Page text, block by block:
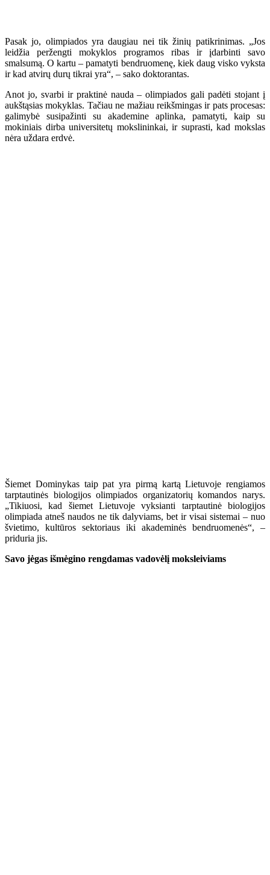
Pasak jo, olimpiados yra daugiau nei tik žinių patikrinimas. „Jos
leidžia peržengti mokyklos programos ribas ir įdarbinti savo
smalsumą. O kartu – pamatyti bendruomenę, kiek daug visko vyksta
ir kad atvirų durų tikrai yra“, – sako doktorantas.
Anot jo, svarbi ir praktinė nauda – olimpiados gali padėti stojant į
aukštąsias mokyklas. Tačiau ne mažiau reikšmingas ir pats procesas:
galimybė susipažinti su akademine aplinka, pamatyti, kaip su
mokiniais dirba universitetų mokslininkai, ir suprasti, kad mokslas
nėra uždara erdvė.
Šiemet Dominykas taip pat yra pirmą kartą Lietuvoje rengiamos
tarptautinės biologijos olimpiados organizatorių komandos narys.
„Tikiuosi, kad šiemet Lietuvoje vyksianti tarptautinė biologijos
olimpiada atneš naudos ne tik dalyviams, bet ir visai sistemai – nuo
švietimo, kultūros sektoriaus iki akademinės bendruomenės“, –
priduria jis.
Savo jėgas išmėgino rengdamas vadovėlį moksleiviams